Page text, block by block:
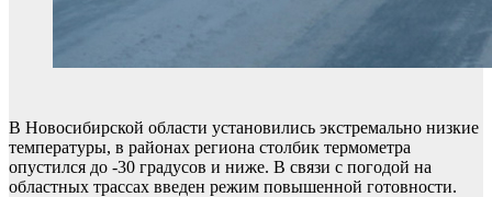
В Новосибирской области установились экстремально низкие
температуры, в районах региона столбик термометра
опустился до -30 градусов и ниже. В связи с погодой на
областных трассах введен режим повышенной готовности.